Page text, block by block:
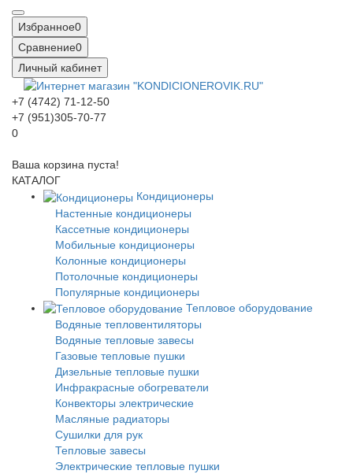
Избранное0
Сравнение0
Личный кабинет
+7 (4742) 71-12-50
+7 (951)305-70-77
0
Ваша корзина пуста!
КАТАЛОГ
Кондиционеры
Настенные кондиционеры
Кассетные кондиционеры
Мобильные кондиционеры
Колонные кондиционеры
Потолочные кондиционеры
Популярные кондиционеры
Тепловое оборудование
Водяные тепловентиляторы
Водяные тепловые завесы
Газовые тепловые пушки
Дизельные тепловые пушки
Инфракрасные обогреватели
Конвекторы электрические
Масляные радиаторы
Сушилки для рук
Тепловые завесы
Электрические тепловые пушки